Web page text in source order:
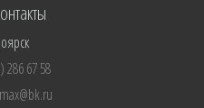
286 67 58